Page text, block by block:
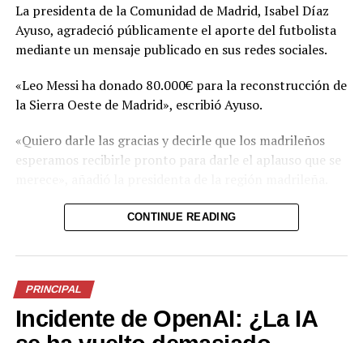
RELATED TOPICS: FACEBOOK
PRINCIPAL
SALUDMENTAL
TENDENCIAS
UP NEXT
VIDEO: Acá te contamos desde cuándo se comenzó a
fumar la marihuana y con qué objetivo
DON'T MISS
ENTÉRATE :¿Qué sueñan los ciegos?
La presidenta de la Comunidad de Madrid, Isabel Díaz
Ayuso, agradeció públicamente el aporte del futbolista
mediante un mensaje publicado en sus redes sociales.
«Leo Messi ha donado 80.000€ para la reconstrucción de
la Sierra Oeste de Madrid», escribió Ayuso.
«Quiero darle las gracias y decirle que los madrileños
esperamos recibirle pronto para darle el aplauso que se
El incendio forestal que afectó el noroeste de la región
de Madrid arrasó 27.000 hectáreas y dejó a más de
50.000 personas afectadas entre evacuados y
Comparte esto:
CONTINUE READING
PRINCIPAL
Incidente de OpenAI: ¿La IA